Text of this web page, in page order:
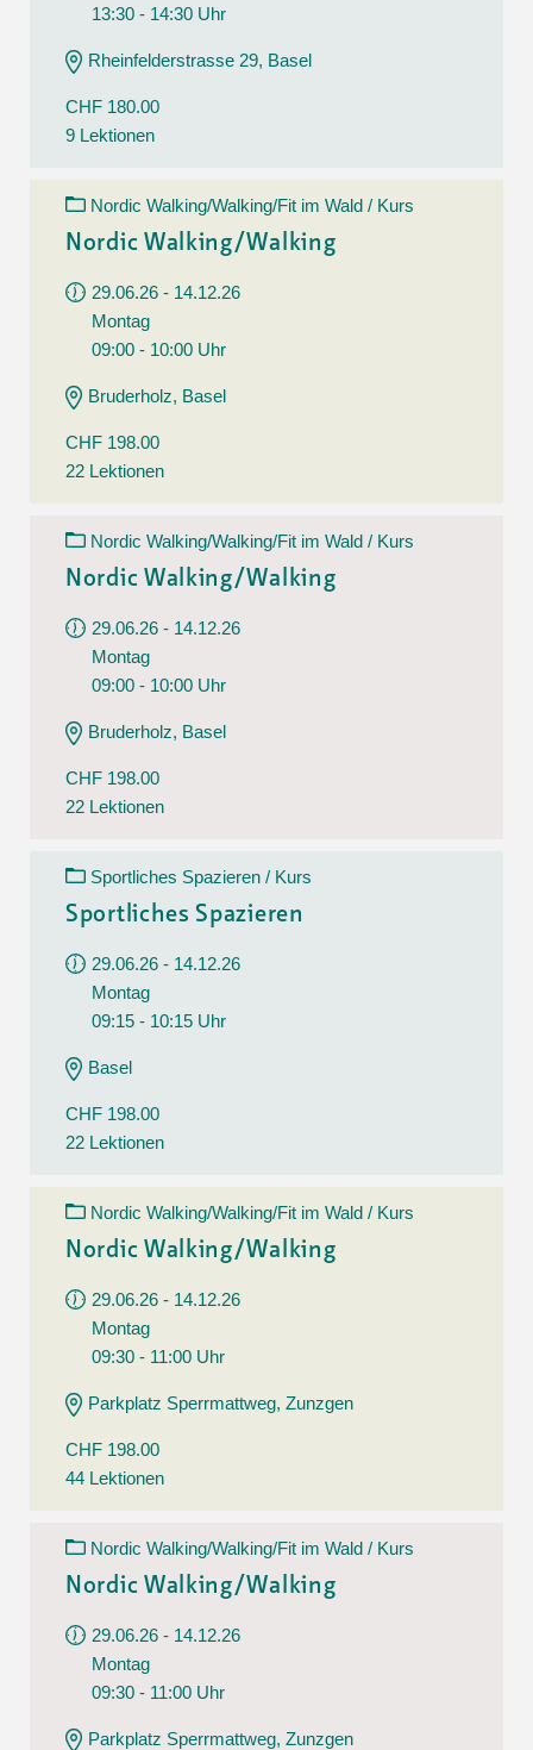
13:30 - 14:30 Uhr
Rheinfelderstrasse 29, Basel
CHF 180.00
9 Lektionen
Nordic Walking/Walking/Fit im Wald / Kurs
Nordic Walking/Walking
29.06.26 - 14.12.26
Montag
09:00 - 10:00 Uhr
Bruderholz, Basel
CHF 198.00
22 Lektionen
Nordic Walking/Walking/Fit im Wald / Kurs
Nordic Walking/Walking
29.06.26 - 14.12.26
Montag
09:00 - 10:00 Uhr
Bruderholz, Basel
CHF 198.00
22 Lektionen
Sportliches Spazieren / Kurs
Sportliches Spazieren
29.06.26 - 14.12.26
Montag
09:15 - 10:15 Uhr
Basel
CHF 198.00
22 Lektionen
Nordic Walking/Walking/Fit im Wald / Kurs
Nordic Walking/Walking
29.06.26 - 14.12.26
Montag
09:30 - 11:00 Uhr
Parkplatz Sperrmattweg, Zunzgen
CHF 198.00
44 Lektionen
Nordic Walking/Walking/Fit im Wald / Kurs
Nordic Walking/Walking
29.06.26 - 14.12.26
Montag
09:30 - 11:00 Uhr
Parkplatz Sperrmattweg, Zunzgen